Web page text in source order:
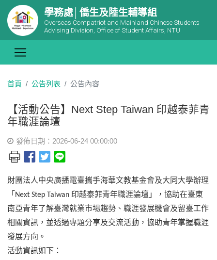
學務處│僑生及陸生輔導組
Overseas Compatriot and Mainland Chinese Students
Advising Division, Office of Student Affairs, NTU
首頁 公告列表 公告內容
【活動公告】Next Step Taiwan 印越泰菲青
年職涯論壇
發佈日期：2026-06-24 00:00:00
財團法人中央廣播電臺攜手海華文教基金會及大同大學辦理
「 Next Step Taiwan 印越泰菲青年職涯論壇」，協助在臺東
南亞青年了解臺灣就業市場趨勢、職涯發展機會及留臺工作
相關資訊，並透過專題分享及交流活動，協助青年掌握職涯
發展方向。
活動資訊如下：